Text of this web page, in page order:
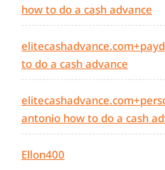
how to do a cash advance
to do a cash advance
antonio how to do a cash
Ellon400